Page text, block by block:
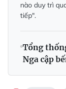
nào duy trì
tiếp".
Tổng
Nga cập